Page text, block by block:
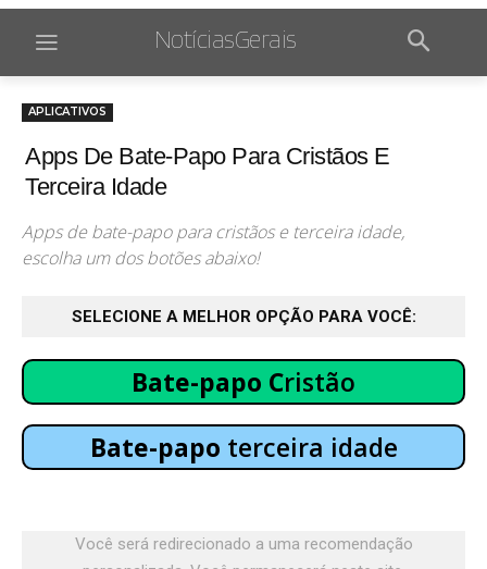
NotíciasGerais
APLICATIVOS
Apps De Bate-Papo Para Cristãos E
Terceira Idade
Apps de bate-papo para cristãos e terceira idade,
escolha um dos botões abaixo!
SELECIONE A MELHOR OPÇÃO PARA VOCÊ:
Bate-papo Cristão
Bate-papo terceira idade
Você será redirecionado a uma recomendação